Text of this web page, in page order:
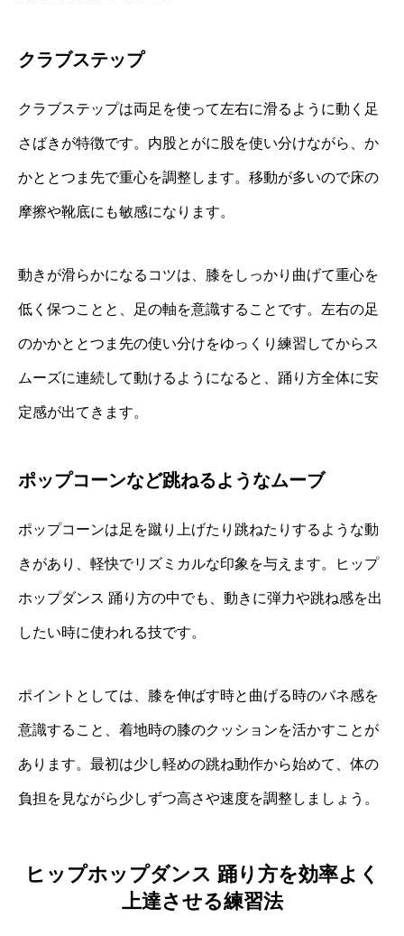
クラブステップ
クラブステップは両足を使って左右に滑るように動く足
さばきが特徴です。内股とがに股を使い分けながら、か
かととつま先で重心を調整します。移動が多いので床の
摩擦や靴底にも敏感になります。
動きが滑らかになるコツは、膝をしっかり曲げて重心を
低く保つことと、足の軸を意識することです。左右の足
のかかととつま先の使い分けをゆっくり練習してからス
ムーズに連続して動けるようになると、踊り方全体に安
定感が出てきます。
ポップコーンなど跳ねるようなムーブ
ポップコーンは足を蹴り上げたり跳ねたりするような動
きがあり、軽快でリズミカルな印象を与えます。ヒップ
ホップダンス 踊り方の中でも、動きに弾力や跳ね感を出
したい時に使われる技です。
ポイントとしては、膝を伸ばす時と曲げる時のバネ感を
意識すること、着地時の膝のクッションを活かすことが
あります。最初は少し軽めの跳ね動作から始めて、体の
負担を見ながら少しずつ高さや速度を調整しましょう。
ヒップホップダンス 踊り方を効率よく
上達させる練習法